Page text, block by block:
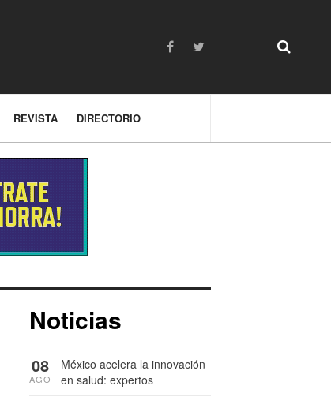
REVISTA DIRECTORIO
Noticias
México acelera la innovación
en salud: expertos
08
AGO